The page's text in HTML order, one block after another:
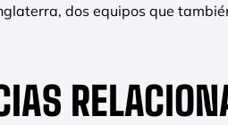
dos equipos que